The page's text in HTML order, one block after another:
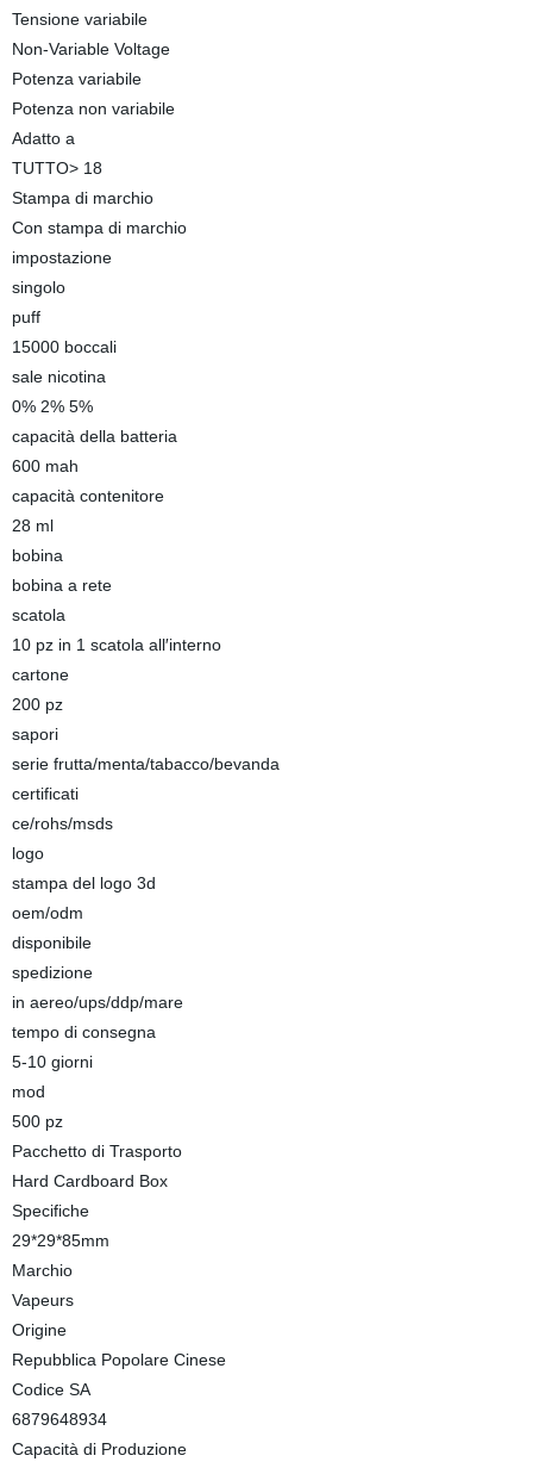
Tensione variabile
Non-Variable Voltage
Potenza variabile
Potenza non variabile
Adatto a
TUTTO> 18
Stampa di marchio
Con stampa di marchio
impostazione
singolo
puff
15000 boccali
sale nicotina
0% 2% 5%
capacità della batteria
600 mah
capacità contenitore
28 ml
bobina
bobina a rete
scatola
10 pz in 1 scatola all′interno
cartone
200 pz
sapori
serie frutta/menta/tabacco/bevanda
certificati
ce/rohs/msds
logo
stampa del logo 3d
oem/odm
disponibile
spedizione
in aereo/ups/ddp/mare
tempo di consegna
5-10 giorni
mod
500 pz
Pacchetto di Trasporto
Hard Cardboard Box
Specifiche
29*29*85mm
Marchio
Vapeurs
Origine
Repubblica Popolare Cinese
Codice SA
6879648934
Capacità di Produzione